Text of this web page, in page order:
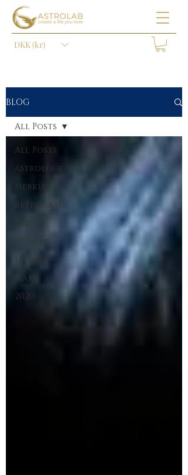
DKK (kr)
BLOG
All Posts
astrologi
Merkur
Retrograd
Nymåne
Uranus
Mars
2020
All Posts